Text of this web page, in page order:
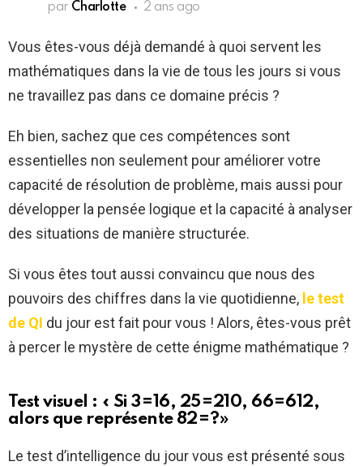
par Charlotte 2 ans ago
Vous êtes-vous déjà demandé à quoi servent les
mathématiques dans la vie de tous les jours si vous
ne travaillez pas dans ce domaine précis ?
Eh bien, sachez que ces compétences sont
essentielles non seulement pour améliorer votre
capacité de résolution de problème, mais aussi pour
développer la pensée logique et la capacité à analyser
des situations de manière structurée.
Si vous êtes tout aussi convaincu que nous des
pouvoirs des chiffres dans la vie quotidienne, le test
de QI du jour est fait pour vous ! Alors, êtes-vous prêt
à percer le mystère de cette énigme mathématique ?
Test visuel : « Si 3=16, 25=210, 66=612,
alors que représente 82=?»
Le test d’intelligence du jour vous est présenté sous